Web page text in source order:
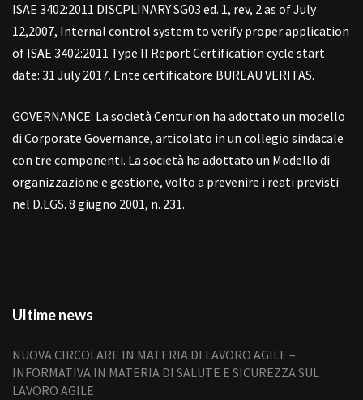
ISAE 3402:2011 DISCPLINARY SG03 ed. 1, rev, 2 as of July
12,2007, Internal control system to verify proper application
of ISAE 3402:2011 Type II Report Certification cycle start
date: 31 July 2017. Ente certificatore BUREAU VERITAS.
GOVERNANCE: La società Centurion ha adottato un modello
di Corporate Governance, articolato in un collegio sindacale
con tre componenti. La società ha adottato un Modello di
organizzazione e gestione, volto a prevenire i reati previsti
nel D.LGS. 8 giugno 2001, n. 231.
Ultime news
NUOVA CIRCOLARE IN MATERIA DI LAVORO AGILE –
INFORMATIVA IN MATERIA DI SALUTE E SICUREZZA SUL
LAVORO AGILE